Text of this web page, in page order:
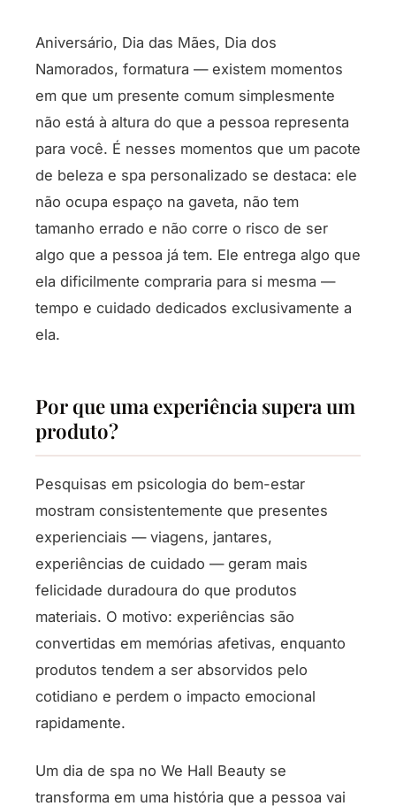
Aniversário, Dia das Mães, Dia dos
Namorados, formatura — existem momentos
em que um presente comum simplesmente
não está à altura do que a pessoa representa
para você. É nesses momentos que um pacote
de beleza e spa personalizado se destaca: ele
não ocupa espaço na gaveta, não tem
tamanho errado e não corre o risco de ser
algo que a pessoa já tem. Ele entrega algo que
ela dificilmente compraria para si mesma —
tempo e cuidado dedicados exclusivamente a
ela.
Por que uma experiência supera um
produto?
Pesquisas em psicologia do bem-estar
mostram consistentemente que presentes
experienciais — viagens, jantares,
experiências de cuidado — geram mais
felicidade duradoura do que produtos
materiais. O motivo: experiências são
convertidas em memórias afetivas, enquanto
produtos tendem a ser absorvidos pelo
cotidiano e perdem o impacto emocional
rapidamente.
Um dia de spa no We Hall Beauty se
transforma em uma história que a pessoa vai